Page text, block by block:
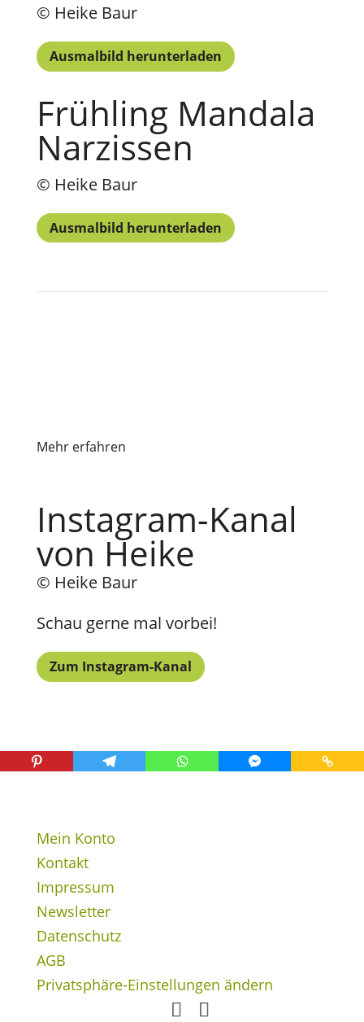
© Heike Baur
Ausmalbild herunterladen
Frühling Mandala
Narzissen
© Heike Baur
Ausmalbild herunterladen
Mehr erfahren
Instagram-Kanal
von Heike
© Heike Baur
Schau gerne mal vorbei!
Zum Instagram-Kanal
Mein Konto
Kontakt
Impressum
Newsletter
Datenschutz
AGB
Privatsphäre-Einstellungen ändern